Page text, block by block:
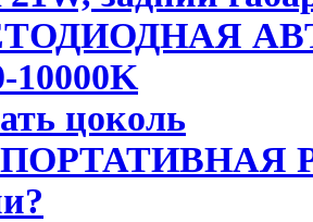
10000K
цоколь
ПОРТАТИВНАЯ